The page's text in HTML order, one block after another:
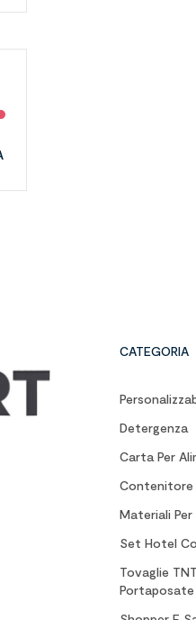
CATEGORIA
Detergenza
Carta Per
Contenitore
Materiali Per
Set Hotel
Tovaglie
Portaposate